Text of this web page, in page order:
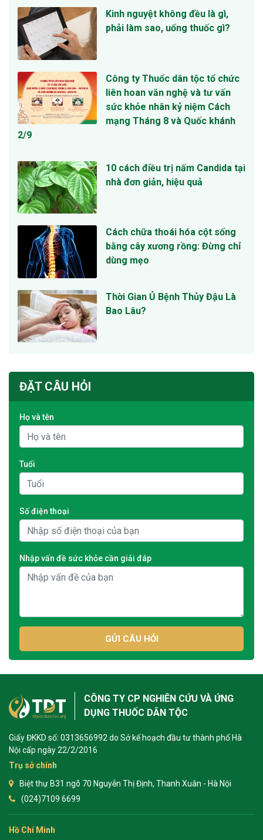
Kinh nguyệt không đều là gì,
phải làm sao, uống thuốc gì?
Công ty Thuốc dân tộc tổ chức
liên hoan văn nghệ và tư vấn
sức khỏe nhân kỷ niệm Cách
mạng Tháng 8 và Quốc khánh
2/9
10 cách điều trị nấm Candida tại
nhà đơn giản, hiệu quả
Cách chữa thoái hóa cột sống
bằng cây xương rồng: Đừng chỉ
dùng mẹo
Thời Gian Ủ Bệnh Thủy Đậu Là
Bao Lâu?
ĐẶT CÂU HỎI
Họ và tên
Tuổi
Số điện thoại
Nhập vấn đề sức khỏe cần giải đáp
GỬI CÂU HỎI
CÔNG TY CP NGHIÊN CỨU VÀ ỨNG
DỤNG THUỐC DÂN TỘC
Giấy ĐKKD số: 0313656992 do Sở kế hoạch đầu tư thành phố Hà
Nội cấp ngày 22/2/2016
Trụ sở chính
Biệt thự B31 ngõ 70 Nguyễn Thị Định, Thanh Xuân - Hà Nội
(024)7109 6699
Hồ Chí Minh